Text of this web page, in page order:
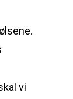
vi